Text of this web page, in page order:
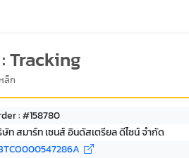
Tracking
ล็ก
: #158780
ท สมาร์ท เซนส์ อินดัสเตรียล ดีไซน์ จำกัด